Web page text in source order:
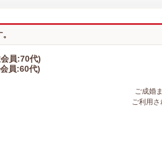
員:70代)
員:60代)
ご成婚
ご利用さ